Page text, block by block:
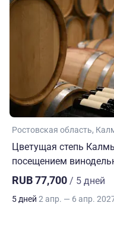
Ростовская область
Цветущая степь
посещением
RUB 77,700 / 5 дней
5 дней 2 апр. — 6 апр.